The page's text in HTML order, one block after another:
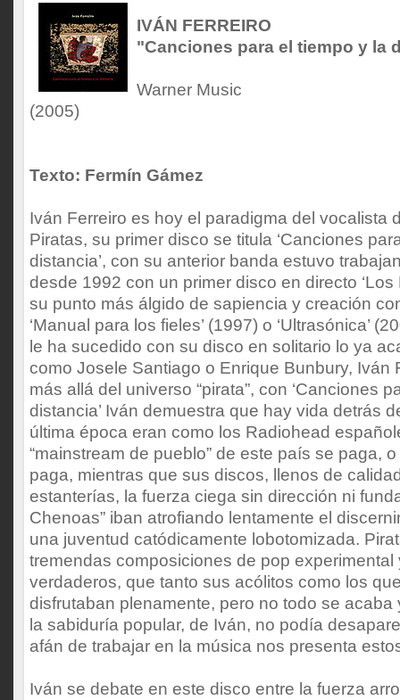
IVÁN FERREIRO
"Canciones para el tiempo y la
Warner Music
(2005)
Texto: Fermín Gámez
Iván Ferreiro es hoy el paradigma del vocalista
Piratas, su primer disco se titula ‘Canciones
distancia’, con su anterior banda estuvo
desde 1992 con un primer disco en directo ‘Los
su punto más álgido de sapiencia y creación
‘Manual para los fieles’ (1997) o ‘Ultrasónica’
le ha sucedido con su disco en solitario lo ya
como Josele Santiago o Enrique Bunbury, Iván
más allá del universo “pirata”, con ‘Canciones
distancia’ Iván demuestra que hay vida detrás
última época eran como los Radiohead
“mainstream de pueblo” de este país se paga,
paga, mientras que sus discos, llenos de
estanterías, la fuerza ciega sin dirección ni
Chenoas” iban atrofiando lentamente el
una juventud catódicamente lobotomizada.
tremendas composiciones de pop experimental
verdaderos, que tanto sus acólitos como los
disfrutaban plenamente, pero no todo se acaba
la sabiduría popular, de Iván, no podía
afán de trabajar en la música nos presenta
Iván se debate en este disco entre la fuerza